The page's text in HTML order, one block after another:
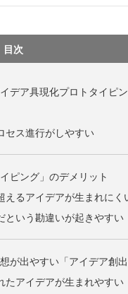
目次
デア具現化プロトタイピン
セス進行がしやすい
ピング」のデメリット
えるアイデアが生まれにく
という勘違いが起きやすい
が出やすい「アイデア創
たアイデアが生まれやすい